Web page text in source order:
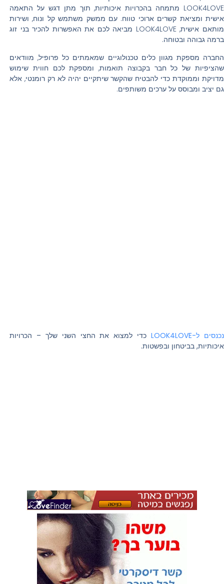
LOOK4LOVE מתמחה בהכרויות איכותיות, תוך מתן דגש על התאמה
אישית ומציאת קשרים ארוכי טווח. עם ממשק משתמש קל ונוח, ושירות
מותאם אישית, LOOK4LOVE מביאה לכם את האפשרות להכיר בני זוג
ברמה גבוהה ובטוחה.
החברה מספקת מגוון כלים טכנולוגיים שמאמתים כל פרופיל, מוודאים
שהציפיות של כל חבר בקבוצה תואמות, ומספקת לכם חווית שימוש
מדויקת וממוקדת כדי להבטיח שהקשר שיתקיים יהיה לא רק רומנטי, אלא
גם יציב ומבוסס על ערכים משותפים.
נכנסים ל-LOOK4LOVE
כדי למצוא את החצי השני שלך – הכרויות
איכותיות, בביטחון ובפשטות.